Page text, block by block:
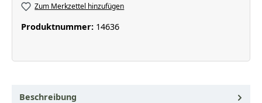
Zum Merkzettel hinzufügen
Produktnummer: 14636
Beschreibung